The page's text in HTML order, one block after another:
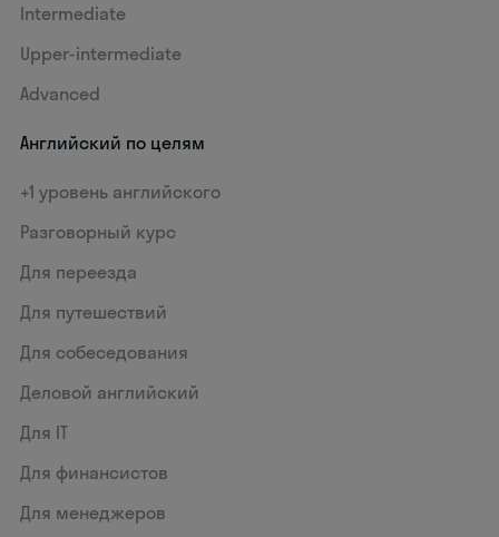
Intermediate
Upper-intermediate
Advanced
Английский по целям
+1 уровень английского
Разговорный курс
Для переезда
Для путешествий
Для собеседования
Деловой английский
Для IT
Для финансистов
Для менеджеров